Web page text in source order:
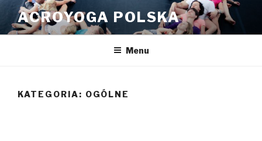
Przeskocz
treści
ACROYOGA POLSKA
Menu
KATEGORIA: OGÓLNE